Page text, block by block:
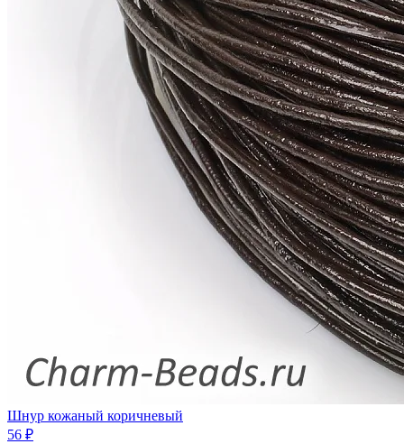
Шнур кожаный коричневый
56 ₽